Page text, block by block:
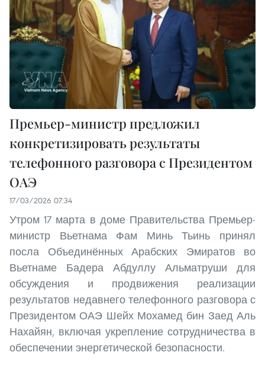
Премьер-министр предложил
конкретизировать результаты
телефонного разговора с Президентом
ОАЭ
17/03/2026 07:34
Утром 17 марта в доме Правительства Премьер-
министр Вьетнама Фам Минь Тьинь принял
посла Объединённых Арабских Эмиратов во
Вьетнаме Бадера Абдуллу Альматруши для
обсуждения и продвижения реализации
результатов недавнего телефонного разговора с
Президентом ОАЭ Шейх Мохамед бин Заед Аль
Нахайян, включая укрепление сотрудничества в
обеспечении энергетической безопасности.